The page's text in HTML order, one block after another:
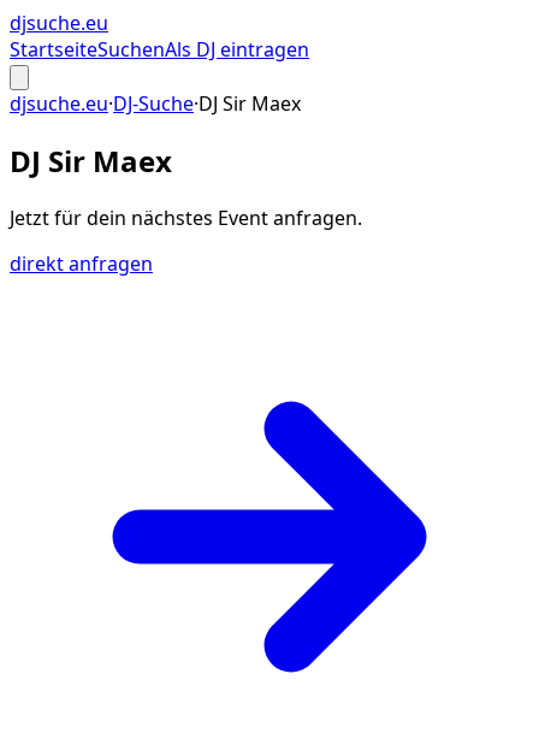
djsuche.eu
StartseiteSuchenAls DJ eintragen
djsuche.eu·DJ-Suche·DJ Sir Maex
DJ Sir Maex
Jetzt für dein nächstes Eventanfragen.
direkt anfragen